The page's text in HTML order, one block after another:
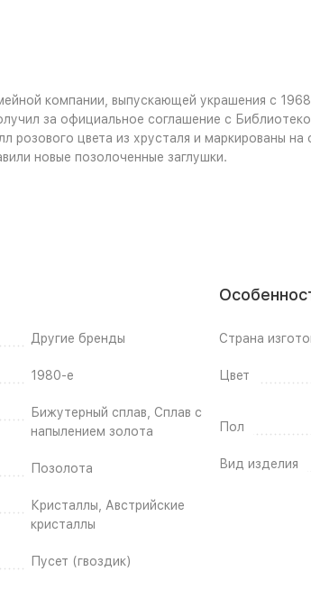
компании, выпускающей украшения с
за официальное соглашение с
розового цвета из хрусталя и маркированы
новые позолоченные заглушки.
Другие бренды
1980-е
Бижутерный сплав, Сплав с
напылением золота
Позолота
Кристаллы, Австрийские
кристаллы
Пусет (гвоздик)
Страна
Цвет
Пол
Вид изделия